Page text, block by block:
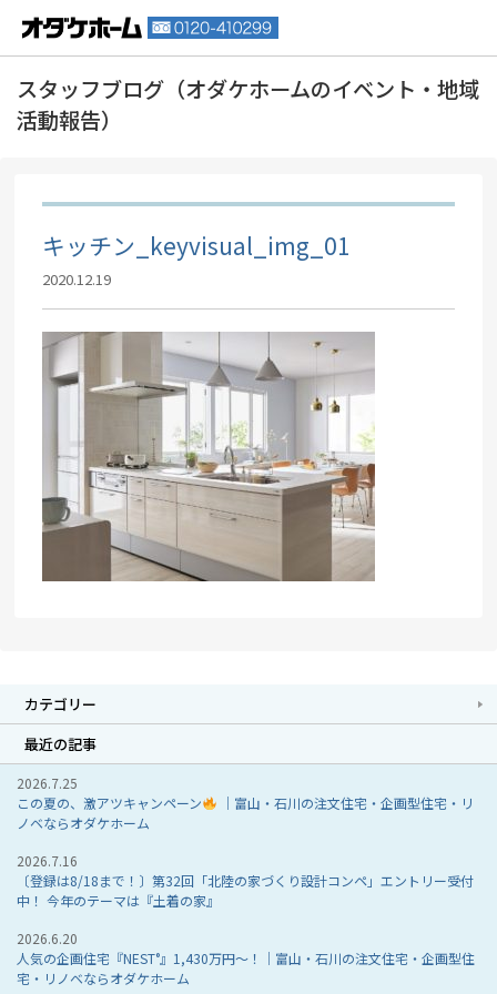
キッチン_keyvisual_img_01
2020.12.19
カテゴリー
最近の記事
2026.7.25
この夏の、激アツキャンペーン
｜富山・石川の注文住宅・企画型住宅・リ
ノベならオダケホーム
2026.7.16
〔登録は8/18まで！〕第32回「北陸の家づくり設計コンペ」エントリー受付
中！ 今年のテーマは『土着の家』
2026.6.20
人気の企画住宅『NEST°』1,430万円～！｜富山・石川の注文住宅・企画型住
宅・リノベならオダケホーム